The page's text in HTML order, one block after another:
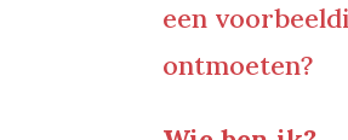
een
ontmoeten?